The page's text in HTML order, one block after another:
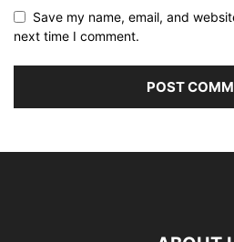
Save my name, email, and
next time I comment.